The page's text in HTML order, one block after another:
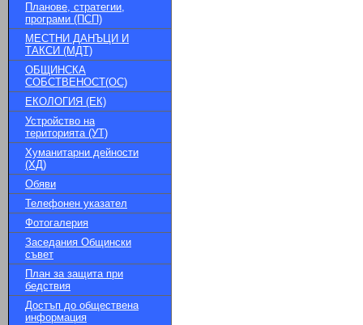
Планове, стратегии,
програми (ПСП)
МЕСТНИ ДАНЪЦИ И
ТАКСИ (МДТ)
ОБЩИНСКА
СОБСТВЕНОСТ(ОС)
ЕКОЛОГИЯ (ЕК)
Устройство на
територията (УТ)
Хуманитарни дейности
(ХД)
Обяви
Телефонен указател
Фотогалерия
Заседания Общински
съвет
План за защита при
бедствия
Достъп до обществена
информация